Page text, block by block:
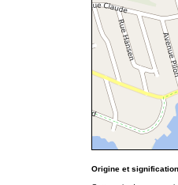
Origine et signification